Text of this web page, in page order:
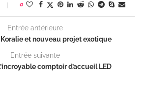
0
Entrée antérieure
et nouveau projet exotique
Entrée suivante
comptoir d’accueil LED